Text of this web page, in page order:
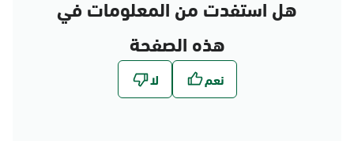
هل استفدت من المعلومات في
هذه الصفحة